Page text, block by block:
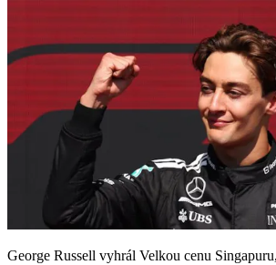
George Russell vyhrál Velkou cenu